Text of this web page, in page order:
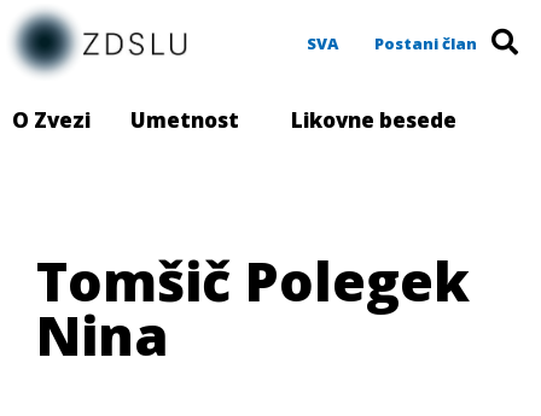
SVA Postani član
O Zvezi Umetnost Likovne besede
Tomšič Polegek
Nina